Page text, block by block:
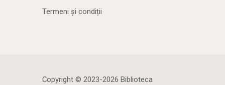
Termeni și condiții
Copyright © 2023-2026 Biblioteca